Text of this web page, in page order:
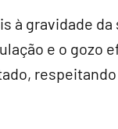
à gravidade
e o gozo